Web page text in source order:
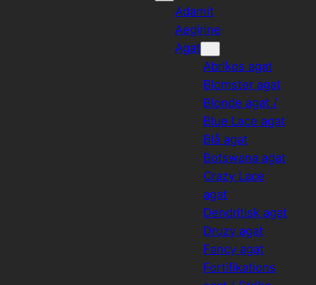
Adamit
Aegirine
Agat
Abrikos agat
Blomster agat
Blonde agat /
Blue Lace agat
Blå agat
Botswana agat
Crazy Lace
agat
Dendritisk agat
Druzy agat
Fancy agat
Fortifikations